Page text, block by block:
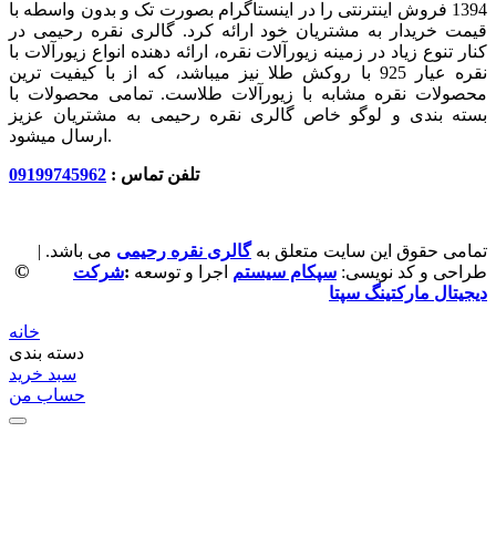
1394 فروش اینترنتی را در اینستاگرام بصورت تک و بدون واسطه با
قیمت خریدار به مشتریان خود ارائه کرد. گالری نقره رحیمی در
کنار تنوع زیاد در زمینه زیورآلات نقره، ارائه دهنده انواع زیورآلات با
نقره عیار 925 با روکش طلا نیز میباشد، که از با کیفیت‏ ترین
محصولات نقره مشابه با زیورآلات طلاست. تمامی محصولات با
بسته بندی و لوگو خاص گالری نقره رحیمی به مشتریان عزیز
ارسال میشود.
تلفن تماس : 09199745962
©
تمامی حقوق این سایت متعلق بهگالری نقره رحیمی می باشد. |
طراحی و کد نویسی: سپکام سیستم اجرا و توسعه :شرکت
دیجیتال مارکتینگ سپتا
خانه
دسته بندی
سبد خرید
حساب من